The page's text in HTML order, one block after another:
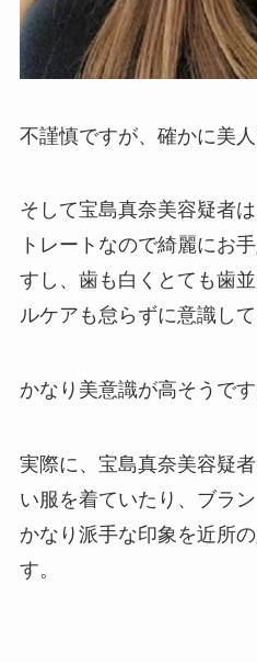
不謹慎ですが、確かに美人
そして宝島真奈美容疑者
トレートなので綺麗にお
すし、歯も白くとても歯
ルケアも怠らずに意識して
かなり美意識が高そうです
実際に、宝島真奈美容疑
い服を着ていたり、ブラ
かなり派手な印象を近所
す。